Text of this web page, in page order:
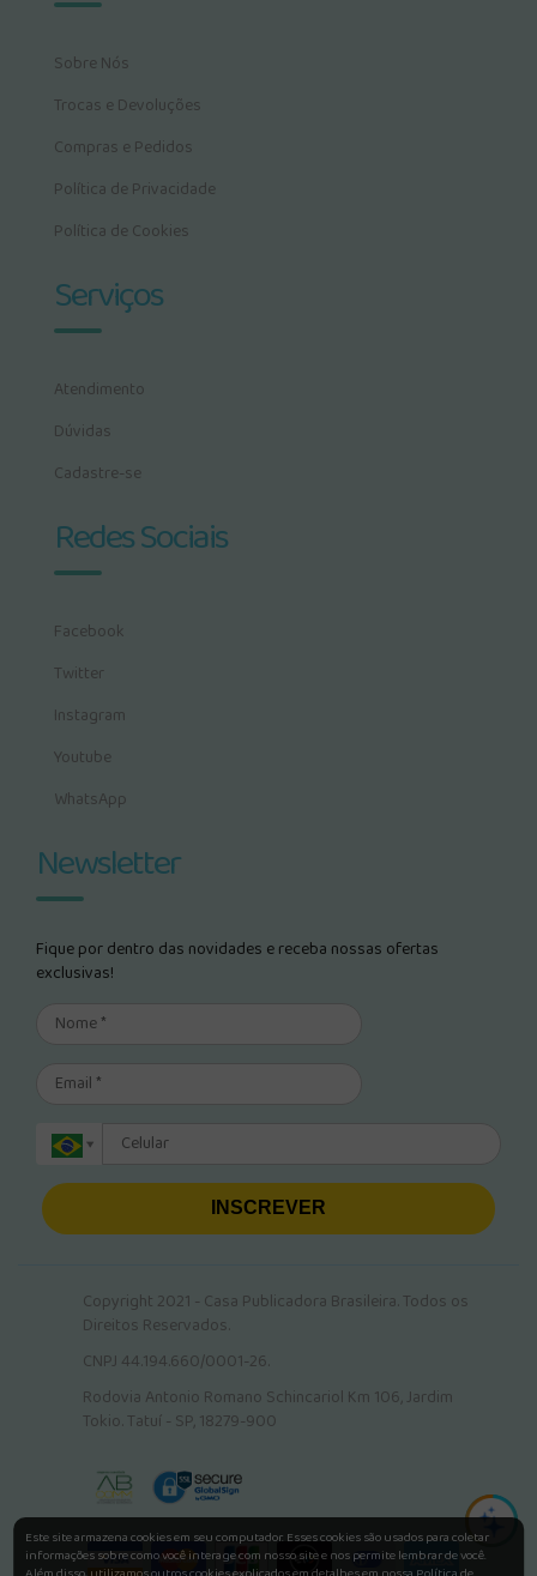
Sobre Nós
Trocas e Devoluções
Compras e Pedidos
Política de Privacidade
Política de Cookies
Serviços
Atendimento
Dúvidas
Cadastre-se
Redes Sociais
Facebook
Twitter
Instagram
Youtube
WhatsApp
Newsletter
Fique por dentro das novidades e receba nossas ofertas
exclusivas!
INSCREVER
Copyright 2021 - Casa Publicadora Brasileira. Todos os
Direitos Reservados.
CNPJ 44.194.660/0001-26.
Rodovia Antonio Romano Schincariol Km 106, Jardim
Tokio. Tatuí - SP, 18279-900
Este site armazena cookies em seu computador. Esses cookies são usados para coletar
informações sobre como você interage com nosso site e nos permite lembrar de você.